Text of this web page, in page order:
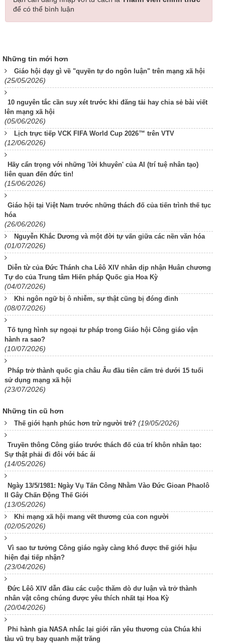
để có thể bình luận
Những tin mới hơn
Giáo hội dạy gì về "quyền tự do ngôn luận" trên mạng xã hội
(25/05/2026)
10 nguyên tắc cần suy xét trước khi đăng tải hay chia sẻ bài viết
lên mạng xã hội
(05/06/2026)
Lịch trực tiếp VCK FIFA World Cup 2026™ trên VTV
(12/06/2026)
Hãy cẩn trọng với những 'lời khuyên' của AI (trí tuệ nhân tạo)
liên quan đến đức tin!
(15/06/2026)
Giáo hội tại Việt Nam trước những thách đố của tiến trình thế tục
hóa
(26/06/2026)
Nguyễn Khắc Dương và một đời tự vấn giữa các nền văn hóa
(01/07/2026)
Diễn từ của Đức Thánh cha Lêô XIV nhân dịp nhận Huân chương
Tự do của Trung tâm Hiến pháp Quốc gia Hoa Kỳ
(04/07/2026)
Khi ngôn ngữ bị ô nhiễm, sự thật cũng bị đóng đinh
(08/07/2026)
Tố tụng hình sự ngoại tư pháp trong Giáo hội Công giáo vận
hành ra sao?
(10/07/2026)
Pháp trở thành quốc gia châu Âu đầu tiên cấm trẻ dưới 15 tuổi
sử dụng mạng xã hội
(23/07/2026)
Những tin cũ hơn
Thế giới hạnh phúc hơn trừ người trẻ? (19/05/2026)
Truyền thông Công giáo trước thách đố của trí khôn nhân tạo:
Sự thật phải đi đôi với bác ái
(14/05/2026)
Ngày 13/5/1981: Ngày Vụ Tấn Công Nhằm Vào Đức Gioan Phaolô
II Gây Chấn Động Thế Giới
(13/05/2026)
Khi mạng xã hội mang vết thương của con người
(02/05/2026)
Vì sao tư tưởng Công giáo ngày càng khó được thế giới hậu
hiện đại tiếp nhận?
(23/04/2026)
Đức Lêô XIV dẫn đầu các cuộc thăm dò dư luận và trở thành
nhân vật công chúng được yêu thích nhất tại Hoa Kỳ
(20/04/2026)
Phi hành gia NASA nhắc lại giới răn yêu thương của Chúa khi
tàu vũ trụ bay quanh mặt trăng